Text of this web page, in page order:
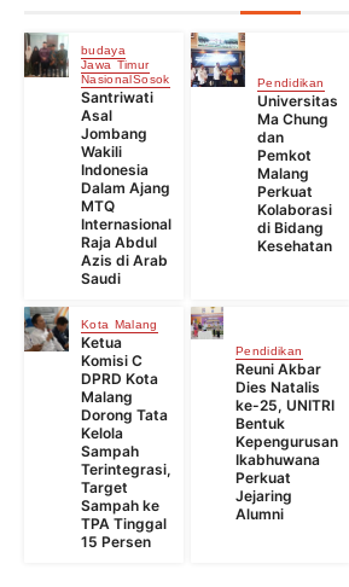
budaya
Jawa Timur
NasionalSosok
Santriwati
Asal
Jombang
Wakili
Indonesia
Dalam Ajang
MTQ
Internasional
Raja Abdul
Azis di Arab
Saudi
Pendidikan
Universitas
Ma Chung
dan
Pemkot
Malang
Perkuat
Kolaborasi
di Bidang
Kesehatan
Kota Malang
Ketua
Komisi C
DPRD Kota
Malang
Dorong Tata
Kelola
Sampah
Terintegrasi,
Target
Sampah ke
TPA Tinggal
15 Persen
Pendidikan
Reuni Akbar
Dies Natalis
ke-25, UNITRI
Bentuk
Kepengurusan
Ikabhuwana
Perkuat
Jejaring
Alumni